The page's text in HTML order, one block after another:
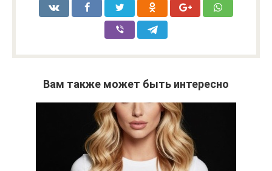
Вам также может быть интересно